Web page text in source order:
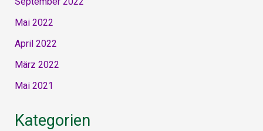
Mai 2022
April 2022
März 2022
Mai 2021
Kategorien